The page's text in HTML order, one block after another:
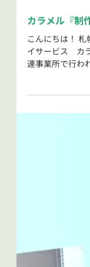
2025年8月29日
カラメル『
こんにちは！
イサービス カ
連事業所で行
さん(*´ω｀*)